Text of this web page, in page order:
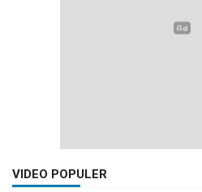
VIDEO POPULER